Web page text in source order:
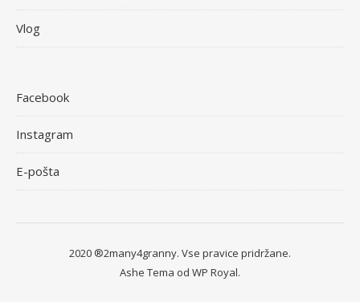
Vlog
Facebook
Instagram
E-pošta
2020 ®2many4granny. Vse pravice pridržane.
Ashe Tema od WP Royal.